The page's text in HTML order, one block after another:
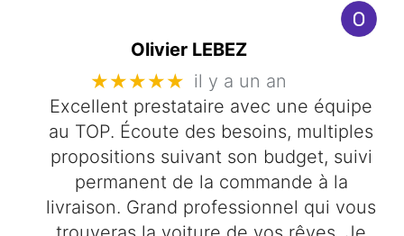
Olivier LEBEZ
★★★★★ il y a un an
Excellent prestataire avec une équipe
au TOP. Écoute des besoins, multiples
propositions suivant son budget, suivi
permanent de la commande à la
livraison. Grand professionnel qui vous